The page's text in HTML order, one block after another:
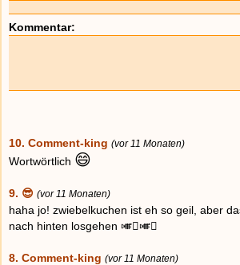
Kommentar:
10. Comment-king (vor 11 Monaten)
Wortwörtlich 😄
9. 😎 (vor 11 Monaten)
haha jo! zwiebelkuchen ist eh so geil, aber
nach hinten losgehen 🎺🪊🎺🪊
8. Comment-king (vor 11 Monaten)